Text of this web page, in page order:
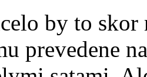
by to
prevedene